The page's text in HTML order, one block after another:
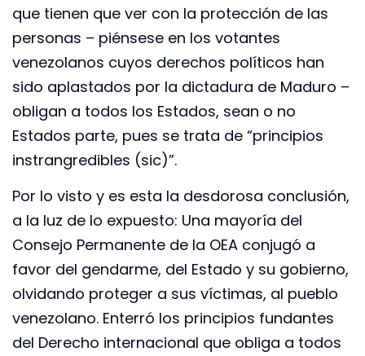
que tienen que ver con la protección de las
personas – piénsese en los votantes
venezolanos cuyos derechos políticos han
sido aplastados por la dictadura de Maduro –
obligan a todos los Estados, sean o no
Estados parte, pues se trata de “principios
instrangredibles (sic)”.
Por lo visto y es esta la desdorosa conclusión,
a la luz de lo expuesto: Una mayoría del
Consejo Permanente de la OEA conjugó a
favor del gendarme, del Estado y su gobierno,
olvidando proteger a sus víctimas, al pueblo
venezolano. Enterró los principios fundantes
del Derecho internacional que obliga a todos